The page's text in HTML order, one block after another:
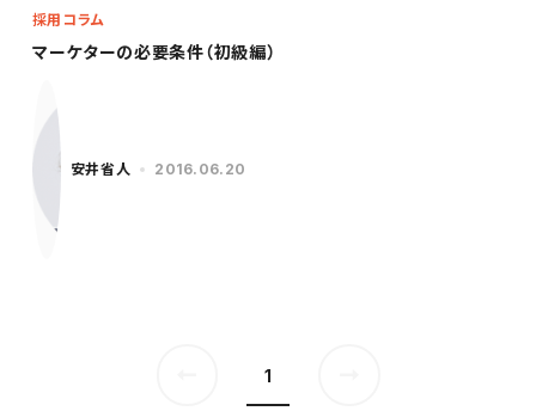
マーケターの必要条件（初級編）
採用コラム
安井省人 2016.06.20
1